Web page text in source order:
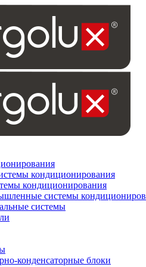
кондиционирования
кондиционирования
системы
системы
конденсаторные блоки